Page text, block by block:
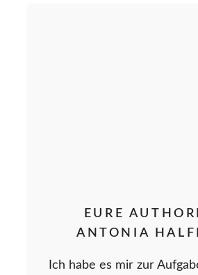
EURE
ANTONIA
Ich habe es mir zur